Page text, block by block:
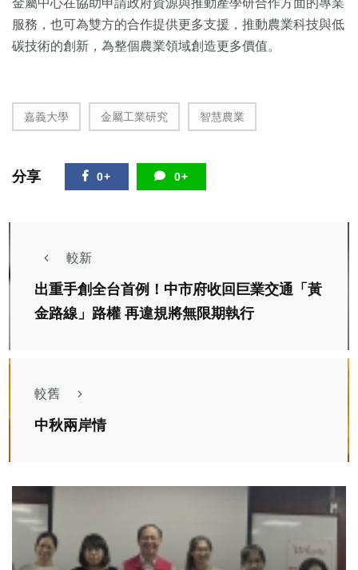
服務， 也可為雙方的合作提供更多支援，推動農業科技與低
碳技術的創新， 為整個農業領域創造更多價值。
嘉義大學 金屬工業研究 智慧農業
分享 0+ 0+
較新
出重手創全台首例！中市府收回巨業交通「黃
金路線」路權 再違規將無限期執行
較舊
中秋兩岸情